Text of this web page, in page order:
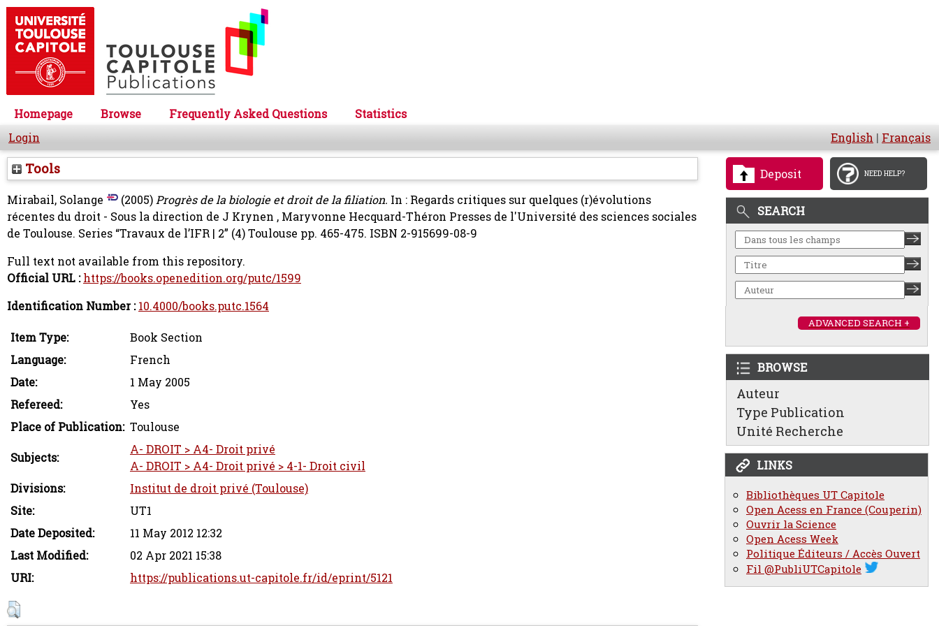
Homepage Browse Frequently Asked Questions
Statistics
Login
English | Français
Deposit NEED HELP?
SEARCH
ADVANCED SEARCH +
BROWSE
Auteur
Type Publication
Unité Recherche
LINKS
Bibliothèques UT Capitole
Open Acess en France (Couperin)
Ouvrir la Science
Open Acess Week
Politique Éditeurs / Accès Ouvert
Fil @PubliUTCapitole
Tools
Mirabail, Solange (2005)Progrès de la biologie et droit de la filiation. In : Regards critiques sur quelques (r)évolutions
récentes du droit - Sous la direction de J Krynen , Maryvonne Hecquard-Théron Presses de l'Université des sciences sociales
de Toulouse. Series “Travaux de l’IFR | 2” (4) Toulouse pp. 465-475. ISBN 2-915699-08-9
Full text not available from this repository.
Official URL : https://books.openedition.org/putc/1599
Identification Number : 10.4000/books.putc.1564
Item Type:
Book Section
Language:
French
Date:
1 May 2005
Refereed:
Yes
Place of Publication: Toulouse
Subjects:
A- DROIT > A4- Droit privé
A- DROIT > A4- Droit privé > 4-1- Droit civil
Divisions:
Institut de droit privé (Toulouse)
Site:
UT1
Date Deposited:
11 May 2012 12:32
Last Modified:
02 Apr 2021 15:38
URI:
https://publications.ut-capitole.fr/id/eprint/5121